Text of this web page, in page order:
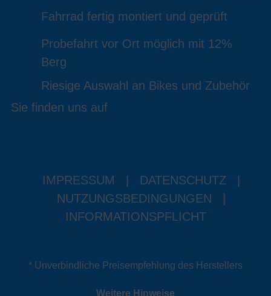
Fahrrad fertig montiert und geprüft
Probefahrt vor Ort möglich mit 12%
Berg
Riesige Auswahl an Bikes und Zubehör
Sie finden uns auf
IMPRESSUM DATENSCHUTZ
NUTZUNGSBEDINGUNGEN
INFORMATIONSPFLICHT
* Unverbindliche Preisempfehlung des Herstellers
Weitere Hinweise